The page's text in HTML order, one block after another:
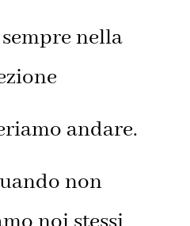
nella
andare.
non